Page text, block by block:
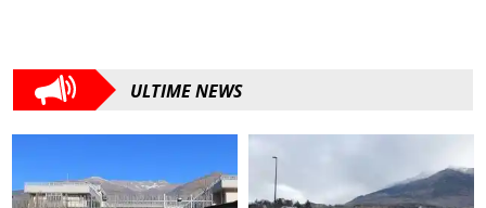
ULTIME NEWS